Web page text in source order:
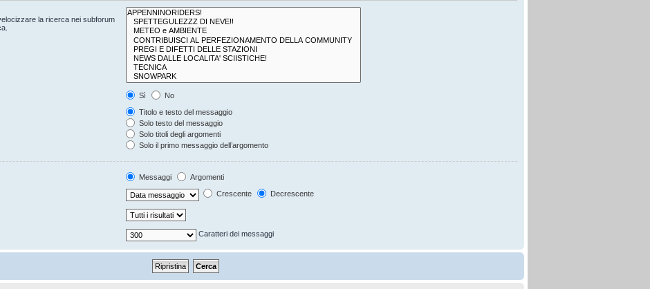
la ricerca nei subforum
Sì
No
Titolo e testo del messaggio
Solo testo del messaggio
Solo titoli degli argomenti
Solo il primo messaggio dell’argomento
Messaggi
Argomenti
Crescente Decrescente
Caratteri dei messaggi